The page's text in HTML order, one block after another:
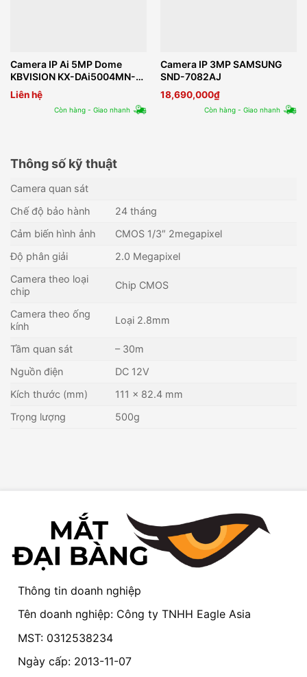
Camera IP Ai 5MP Dome
KBVISION KX-DAi5004MN-
EAB
Liên hệ
Còn hàng - Giao nhanh
Camera IP 3MP SAMSUNG
SND-7082AJ
18,690,000₫
Còn hàng - Giao nhanh
Thông số kỹ thuật
Camera quan sát
Chế độ bảo hành
24 tháng
Cảm biến hình ảnh
CMOS 1/3″ 2megapixel
Độ phân giải
2.0 Megapixel
Camera theo loại
chip
Chip CMOS
Camera theo ống
kính
Loại 2.8mm
Tầm quan sát
– 30m
Nguồn điện
DC 12V
Kích thước (mm)
111 × 82.4 mm
Trọng lượng
500g
Thông tin doanh nghiệp
Tên doanh nghiệp: Công ty TNHH Eagle Asia
MST: 0312538234
Ngày cấp: 2013-11-07